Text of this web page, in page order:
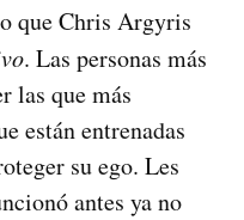
que Chris Argyris
. Las personas más
las que más
están entrenadas
su ego. Les
antes ya no